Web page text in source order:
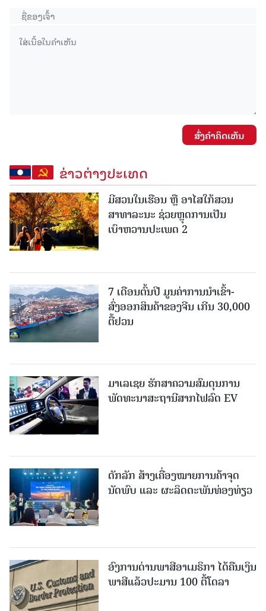
ສົ່ງຄໍາຄິດເຫັນ
ຂ່າວຕ່າງປະເທດ
ມີສວນໃນເຮືອນ ຫຼື ອາໄສໃກ້ສວນ
ສາທາລະນະ ຊ່ວຍຫຼຸດການເປັນ
ເບົາຫວານປະເພດ 2
7 ເດືອນຕົ້ນປີ ມູນຄ່າການນຳເຂົ້າ-
ສົ່ງອອກສິນຄ້າຂອງຈີນ ເກີນ 30,000
ຕື້ຢວນ
ມາເລເຊຍ ຮັກສາຄວາມສົມດຸນການ
ພັດທະນາສະຖານີສາກໄຟລົດ EV
ດັກລັກ ສ້າງເຄື່ອງໝາຍການຄ້າຈຸດ
ນັດພົບ ແລະ ຜະລິດຕະພັນທ່ອງທ່ຽວ
ອົງການດ່ານພາສີອາເມຣິກາ ໄດ້ຄືນເງິນ
ພາສີແລ້ວປະມານ 100 ຕື້ໂດລາ